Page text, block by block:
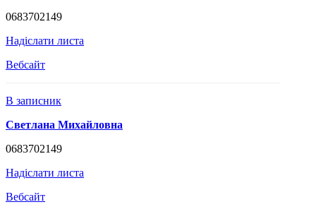
0683702149
Надіслати листа
Вебсайт
В записник
Светлана Михайловна
0683702149
Надіслати листа
Вебсайт